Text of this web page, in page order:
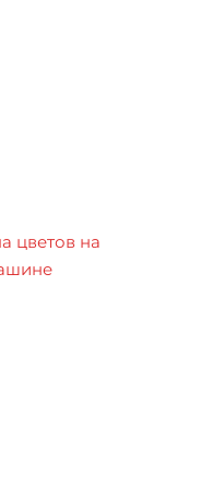
цветов на